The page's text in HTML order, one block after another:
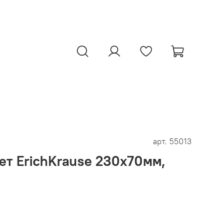
арт. 55013
ErichKrause 230х70мм,